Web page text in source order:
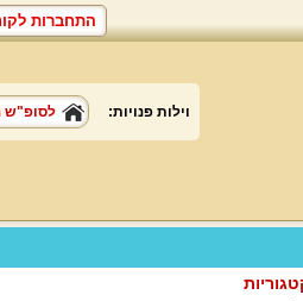
התחברות
וילות פנויות: לסופ"ש